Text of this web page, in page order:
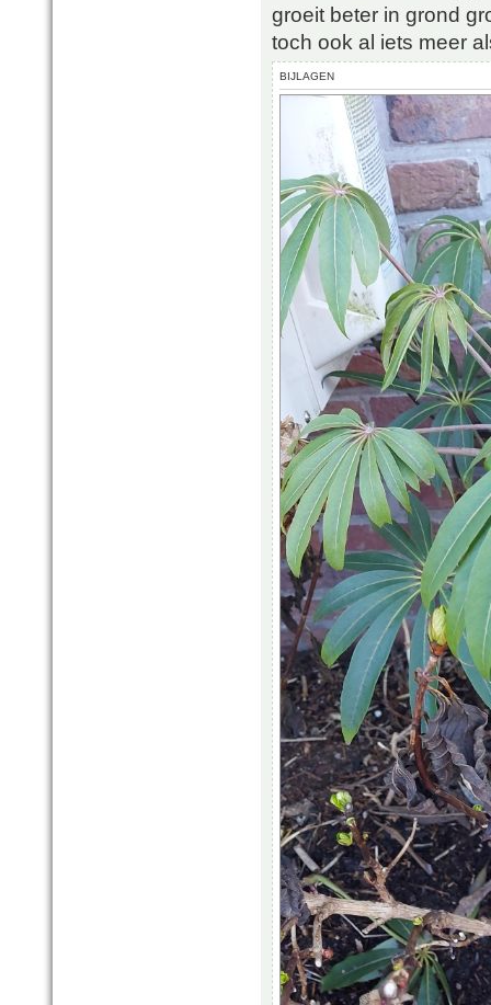
groeit beter in grond
toch ook al iets meer
BIJLAGEN